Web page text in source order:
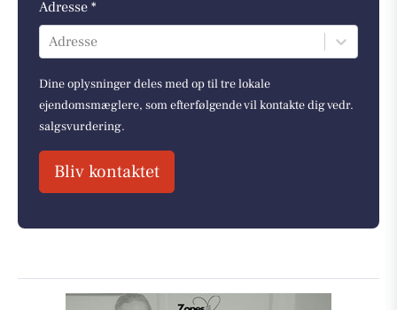
Adresse *
Adresse
Dine oplysninger deles med op til tre lokale
ejendomsmæglere, som efterfølgende vil kontakte dig vedr.
salgsvurdering.
Bliv kontaktet